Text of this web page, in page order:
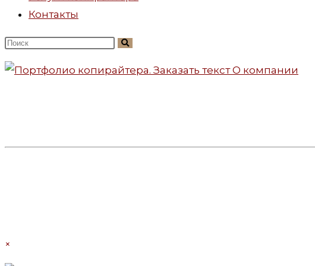
Контакты
Поиск
на
сайте
×